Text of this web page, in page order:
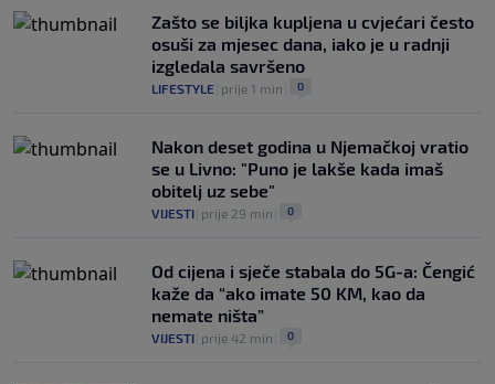
elitu otvorio sezonu: Čelik pružio snažan
otpor Pod Bijelim brijegom
9. aug. | 0
Zašto se biljka kupljena u cvjećari često
osuši za mjesec dana, iako je u radnji
izgledala savršeno
LIFESTYLE prije 1 min 0
Nakon deset godina u Njemačkoj vratio
se u Livno: "Puno je lakše kada imaš
obitelj uz sebe"
VIJESTI prije 29 min 0
Od cijena i sječe stabala do 5G-a: Čengić
kaže da “ako imate 50 KM, kao da
nemate ništa”
VIJESTI prije 42 min 0